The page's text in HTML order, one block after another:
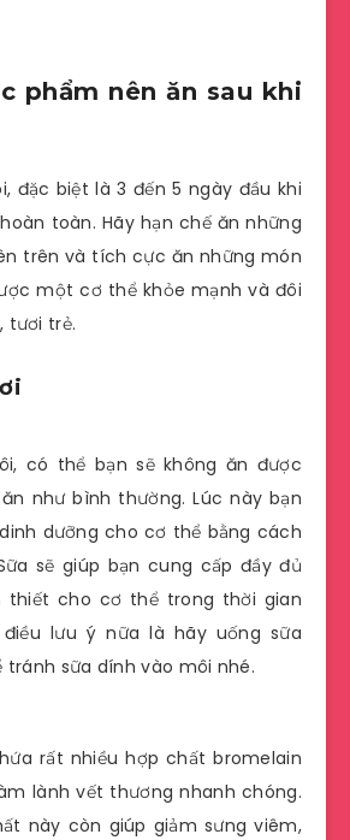
phẩm nên ăn sau khi
đặc biệt là 3 đến 5 ngày đầu khi
toàn. Hãy hạn chế ăn những
trên và tích cực ăn những món
một cơ thể khỏe mạnh và đôi
tươi trẻ.
có thể bạn sẽ không ăn được
như bình thường. Lúc này bạn
dưỡng cho cơ thể bằng cách
sẽ giúp bạn cung cấp đầy đủ
thiết cho cơ thể trong thời gian
lưu ý nữa là hãy uống sữa
tránh sữa dính vào môi nhé.
rất nhiều hợp chất bromelain
lành vết thương nhanh chóng.
này còn giúp giảm sưng viêm,